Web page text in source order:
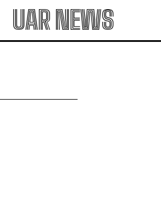
UAR NEWS